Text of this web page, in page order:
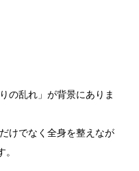
の乱れ」が背景にありま
けでなく全身を整えなが